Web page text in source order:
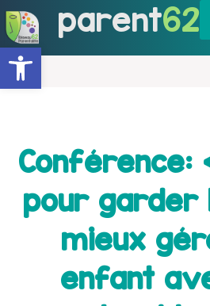
Ouvrir la barre d’outils
parent62
Conférence:
pour garder
mieux
enfant